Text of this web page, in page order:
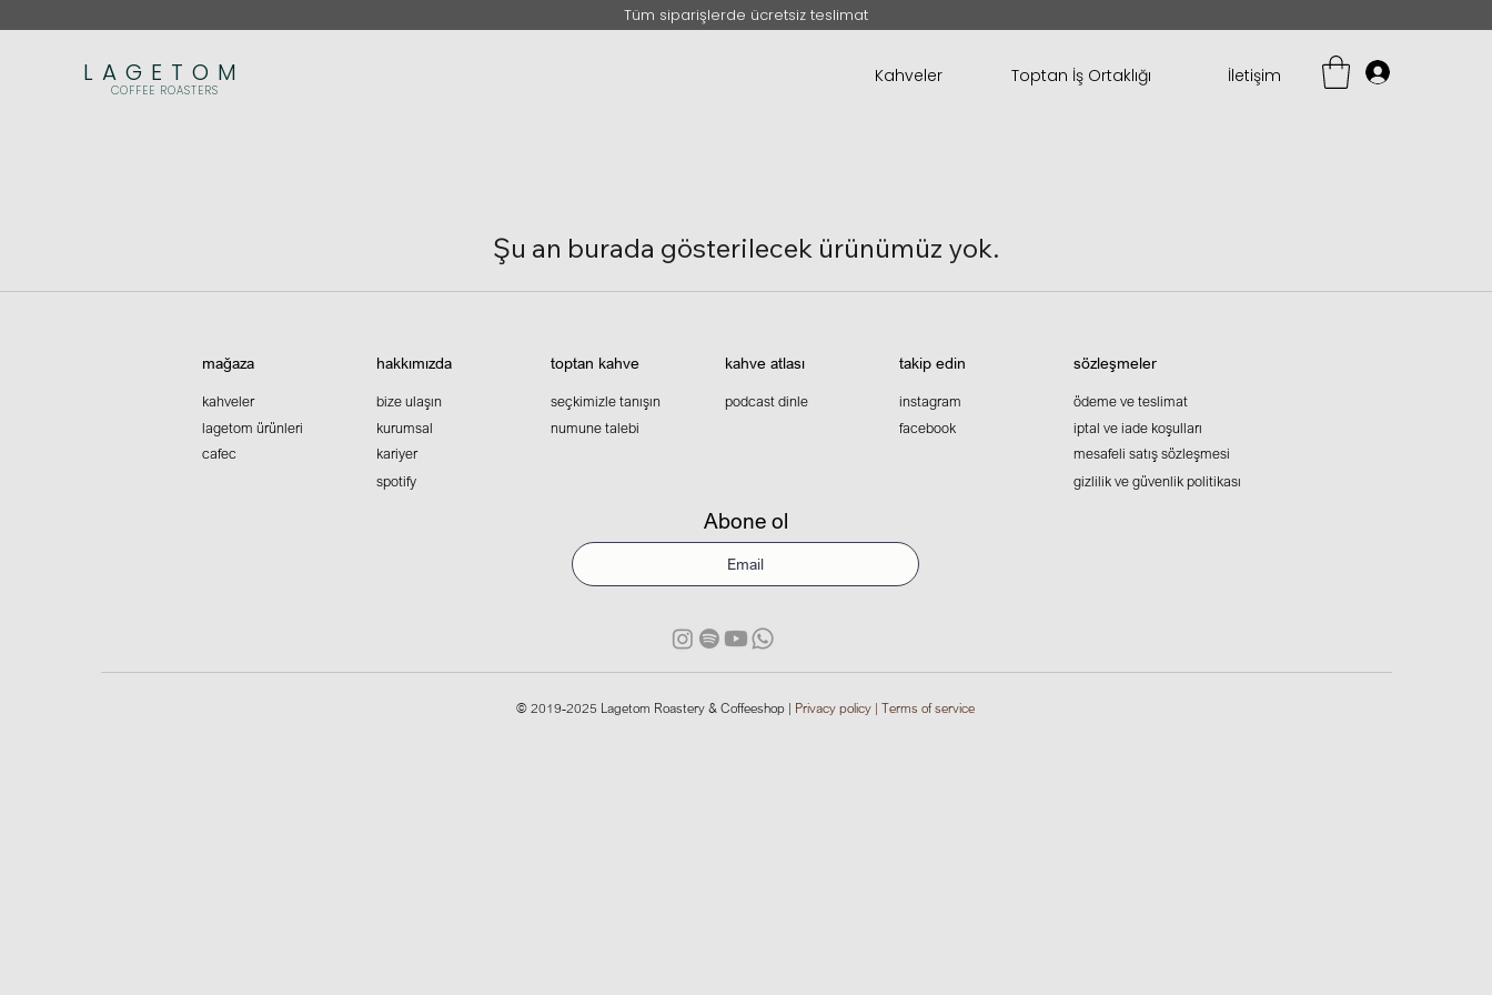
Tüm siparişlerde ücretsiz teslimat
LAGETOM
COFFEE ROASTERS
Kahveler Toptan İş Ortaklığı İletişim
Şu an burada gösterilecek ürünümüz yok.
mağaza
kahveler
lagetom ürünleri
cafec
hakkımızda
bize ulaşın
kurumsal
kariyer
spotify
toptan kahve
seçkimizle tanışın
numune talebi
kahve atlası
podcast dinle
takip edin
instagram
facebook
sözleşmeler
ödeme ve teslimat
iptal ve iade koşulları
mesafeli satış sözleşmesi
gizlilik ve güvenlik politikası
Abone ol
© 2019-2025 Lagetom Roastery & Coffeeshop | Privacy policy | Terms of service